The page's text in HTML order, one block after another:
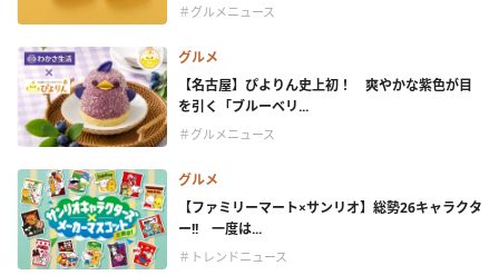
＃グルメニュース
グルメ
【名古屋】ぴよりん史上初！ 爽やかな紫色が目
を引く「ブルーベリ...
＃グルメニュース
グルメ
【ファミリーマート×サンリオ】総勢26キャラクタ
ー!! 一度は...
＃トレンドニュース